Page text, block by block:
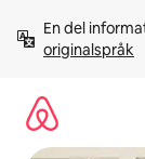
innehåll
En del
originalspråk